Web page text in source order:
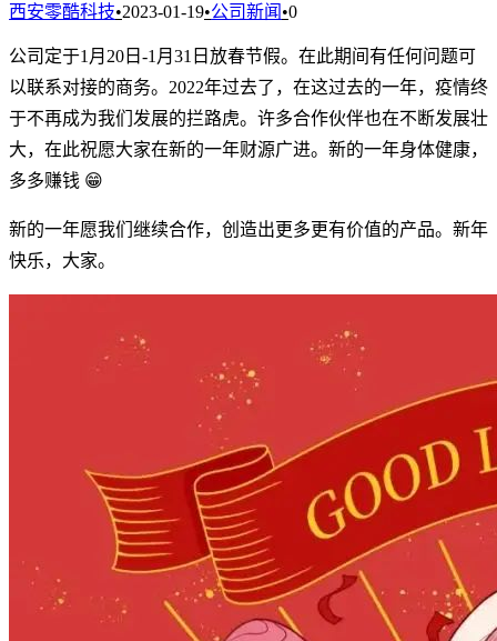
西安零酷科技•2023-01-19•公司新闻 •0
公司定于1月20日-1月31日放春节假。在此期间有任何问题可
以联系对接的商务。2022年过去了，在这过去的一年，疫情终
于不再成为我们发展的拦路虎。许多合作伙伴也在不断发展壮
大，在此祝愿大家在新的一年财源广进。新的一年身体健康，
多多赚钱 😁
新的一年愿我们继续合作，创造出更多更有价值的产品。新年
快乐，大家。